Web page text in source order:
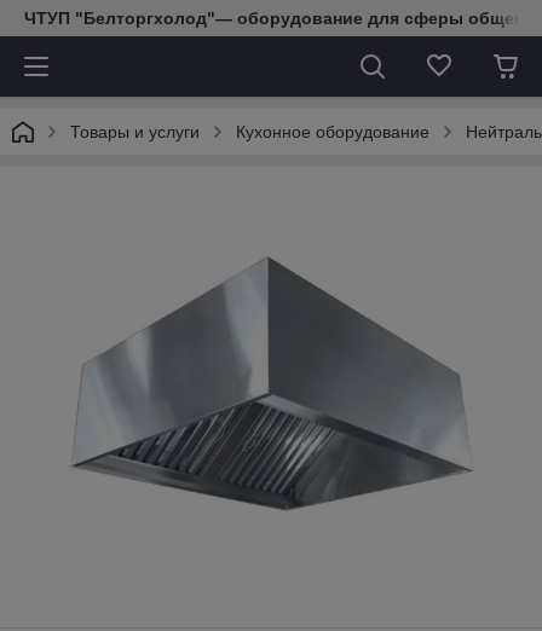
ЧТУП "Белторгхолод"— оборудование для сферы
Товары и услуги Кухонное оборудование